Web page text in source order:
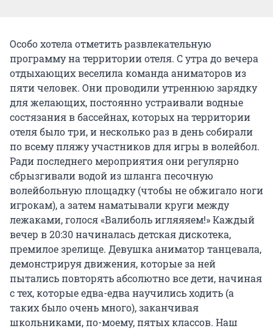
Особо хотела отметить развлекательную
программу на территории отеля. С утра до вечера
отдыхающих веселила команда аниматоров из
пяти человек. Они проводили утреннюю зарядку
для желающих, постоянно устраивали водные
состязания в бассейнах, которых на территории
отеля было три, и несколько раз в день собирали
по всему пляжу участников для игры в волейбол.
Ради последнего мероприятия они регулярно
сбрызгивали водой из шланга песочную
волейбольную площадку (чтобы не обжигало ноги
игрокам), а затем наматывали круги между
лежаками, голося «Валиболь игляяяем!» Каждый
вечер в 20:30 начиналась детская дискотека,
премилое зрелище. Девушка аниматор танцевала,
демонстрируя движения, которые за ней
пытались повторять абсолютно все дети, начиная
с тех, которые едва-едва научились ходить (а
таких было очень много), заканчивая
школьниками, по-моему, пятых классов. Наш